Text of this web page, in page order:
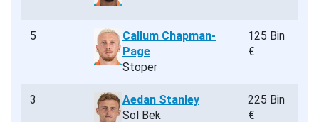
5
Callum Chapman-
Page
Stoper
125 Bin
€
3
Aedan Stanley
Sol Bek
225 Bin
€